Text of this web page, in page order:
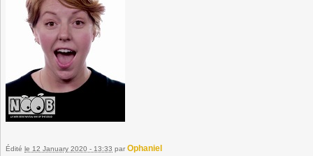
Édité le 12 January 2020 - 13:33 par Ophaniel